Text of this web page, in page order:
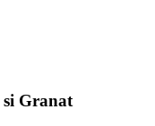
si Granat